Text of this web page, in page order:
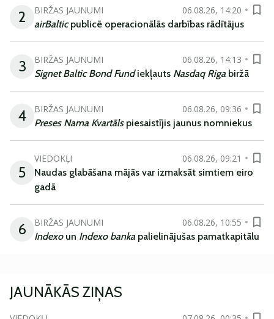
2 BIRŽAS JAUNUMI
06.08.26, 14:20
airBalticpublicē operacionālās darbības rādītājus
3 BIRŽAS JAUNUMI
06.08.26, 14:13
Signet Baltic Bond Fundiekļauts Nasdaq Riga biržā
4 BIRŽAS JAUNUMI
06.08.26, 09:36
Preses Nama Kvartāls piesaistījis jaunus nomniekus
5
VIEDOKĻI
06.08.26, 09:21
Naudas glabāšana mājās var izmaksāt simtiem eiro
gadā
6 BIRŽAS JAUNUMI
06.08.26, 10:55
Indexoun Indexo banka palielinājušas pamatkapitālu
JAUNĀKĀS ZIŅAS